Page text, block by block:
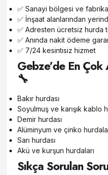
✅ Sanayi bölgesi ve
✅ İnşaat alanlarından
✅ Adresten ücretsiz hurda
✅ Anında nakit ödeme
✅ 7/24 kesintisiz hizmet
Gebze’de En
🔧
Bakır hurdası
Soyulmuş ve karışık kablo
Demir hurdası
Alüminyum ve çinko
Sarı hurdası
Akü ve kurşun hurdaları
Sıkça Sorulan